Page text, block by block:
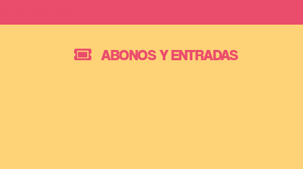
contenidoABONOS Y ENTRADAS